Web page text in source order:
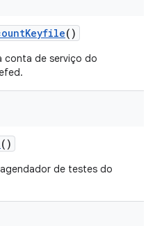
Keyfile()
conta de serviço do
()
de testes do